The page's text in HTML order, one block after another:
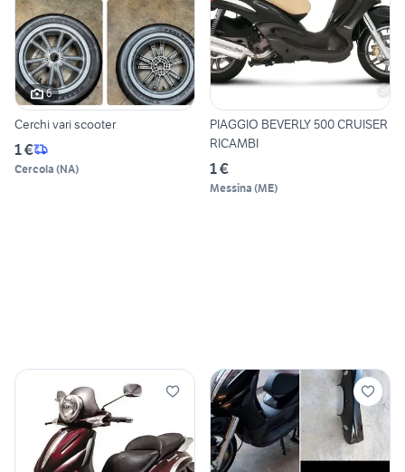
6
Cerchi vari scooter
1 €
Cercola (NA)
PIAGGIO BEVERLY 500 CRUISER
RICAMBI
1 €
Messina (ME)